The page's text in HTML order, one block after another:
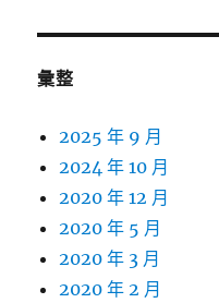
彙整
2025 年 9 月
2024 年 10 月
2020 年 12 月
2020 年 5 月
2020 年 3 月
2020 年 2 月